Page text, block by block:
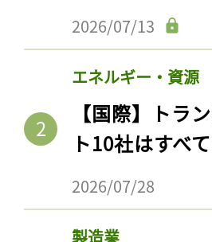
2026/07/13
エネルギー・資源
【国際】トラ
ト10社はすべ
2026/07/28
製造業